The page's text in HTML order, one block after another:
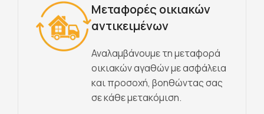
Μεταφορές οικιακών
αντικειμένων
Αναλαμβάνουμε τη μεταφορά
οικιακών αγαθών με ασφάλεια
και προσοχή, βοηθώντας σας
σε κάθε μετακόμιση.